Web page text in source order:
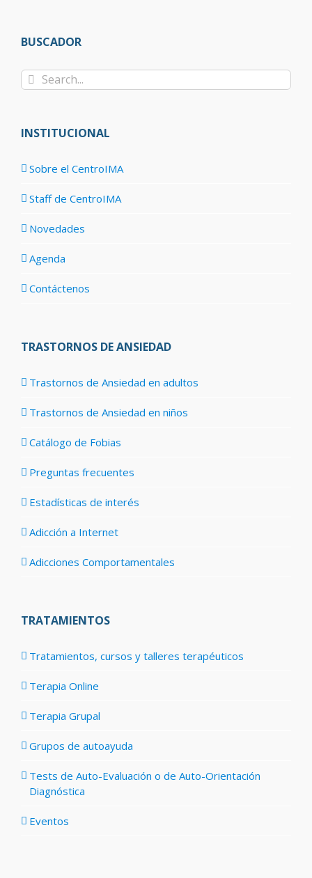
BUSCADOR
Search
for:
INSTITUCIONAL
Sobre el CentroIMA
Staff de CentroIMA
Novedades
Agenda
Contáctenos
TRASTORNOS DE ANSIEDAD
Trastornos de Ansiedad en adultos
Trastornos de Ansiedad en niños
Catálogo de Fobias
Preguntas frecuentes
Estadísticas de interés
Adicción a Internet
Adicciones Comportamentales
TRATAMIENTOS
Tratamientos, cursos y talleres terapéuticos
Terapia Online
Terapia Grupal
Grupos de autoayuda
Tests de Auto-Evaluación o de Auto-Orientación
Diagnóstica
Eventos